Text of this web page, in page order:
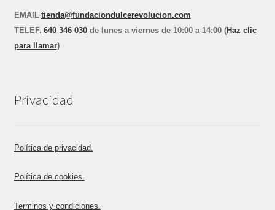
EMAIL tienda@fundaciondulcerevolucion.com
TELE F. 640 346 030de lunes a viernes de 10:00 a 14:00 (Haz clic
para llamar)
Privacidad
Política de privacidad.
Política de cookies.
Terminos y condiciones.